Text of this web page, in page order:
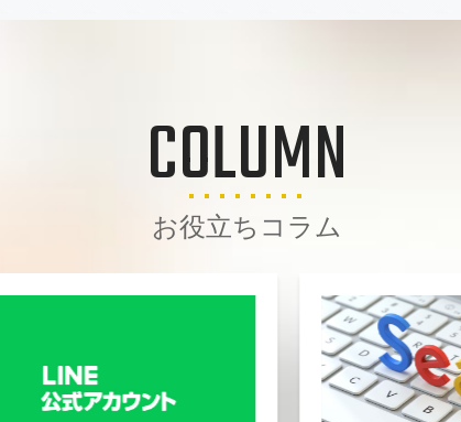
COLUMN
お役立ちコラム